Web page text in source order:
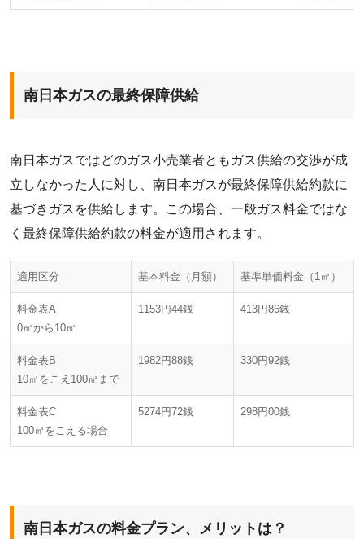
南日本ガスの最終保障供給
南日本ガスではどのガス小売業者ともガス供給の交渉が成
立しなかった人に対し、南日本ガスが最終保障供給約款に
基づきガスを供給します。この場合、一般ガス料金ではな
く最終保障供給約款の料金が適用されます。
適用区分 基本料金（月額） 基準単価料金（1㎥）
料金表A
0㎥から10㎥
1153円44銭 413円86銭
料金表B
10㎥をこえ100㎥まで
1982円88銭 330円92銭
料金表C
100㎥をこえる場合
5274円72銭 298円00銭
南日本ガスの料金プラン、メリットは？